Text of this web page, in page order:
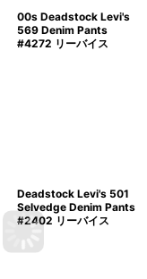
00s Deadstock Levi's
569 Denim Pants
#4272 リーバイス
Deadstock Levi's 501
Selvedge Denim Pants
#2402 リーバイス